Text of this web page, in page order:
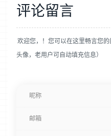
评论留言
欢迎您，！您可以在这里畅言您
头像，老用户可自动填充信息）